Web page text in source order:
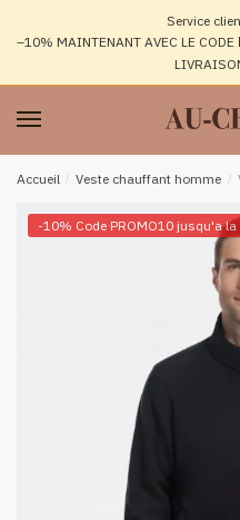
navigation
Service
–10% MAINTENANT AVEC LE CODE
Accueil / Veste chauffant homme /
-10% Code PROMO10 jusqu'a